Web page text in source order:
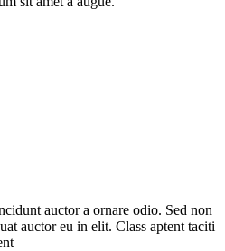
auctor a ornare odio. Sed non
auctor eu in elit. Class aptent taciti